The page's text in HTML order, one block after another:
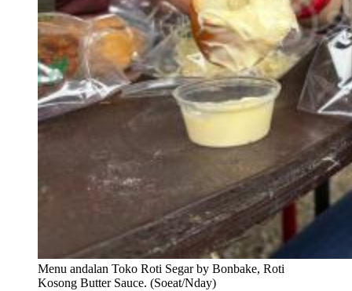
Menu andalan Toko Roti Segar by Bonbake, Roti
Kosong Butter Sauce. (Soeat/Nday)